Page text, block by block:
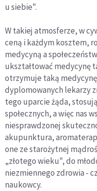
u siebie".
W takiej atmosferze, w
ceną i każdym kosztem,
medycyną a
ukształtować medycynę
otrzymuje taką
dyplomowanych lekarzy
tego uparcie żąda,
społecznych, a więc nas
niesprawdzonej
akupunktura,
one ze starożytnej
„złotego wieku", do
niezmiennego zdrowia -
naukowcy.